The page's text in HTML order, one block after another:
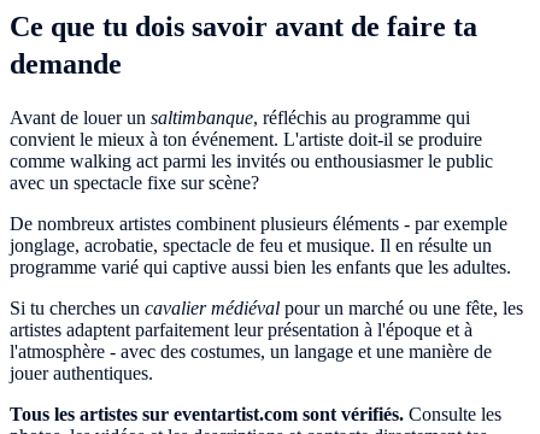
Ce que tu dois savoir avant de faire ta
demande
Avant de louer un saltimbanque, réfléchis au programme qui
convient le mieux à ton événement. L'artiste doit-il se produire
comme walking act parmi les invités ou enthousiasmer le public
avec un spectacle fixe sur scène?
De nombreux artistes combinent plusieurs éléments - par exemple
jonglage, acrobatie, spectacle de feu et musique. Il en résulte un
programme varié qui captive aussi bien les enfants que les adultes.
Si tu cherches un cavalier médiéval pour un marché ou une fête, les
artistes adaptent parfaitement leur présentation à l'époque et à
l'atmosphère - avec des costumes, un langage et une manière de
jouer authentiques.
Tous les artistes sur eventartist.com sont vérifiés. Consulte les